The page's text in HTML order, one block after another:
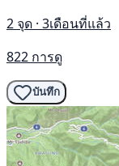
2 จุด · 3เดือนที่แล้ว
822 การดู
บันทึก